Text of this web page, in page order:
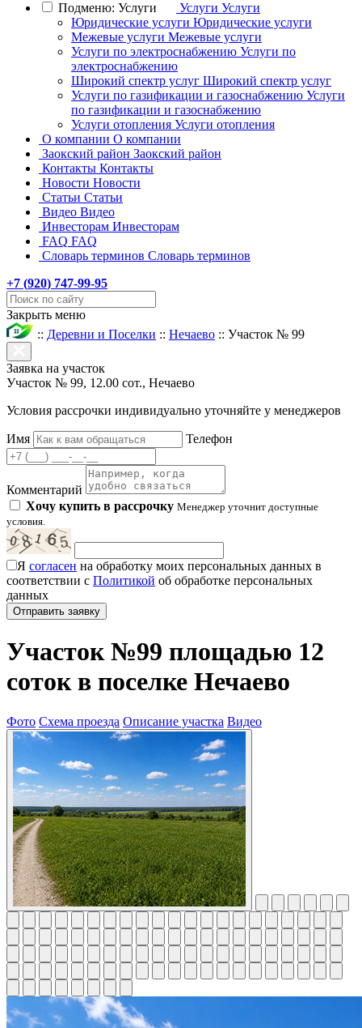
Подменю: Услуги
Услуги Услуги
Юридические услуги Юридические услуги
Межевые услуги Межевые услуги
Услуги по электроснабжению Услуги по
электроснабжению
Широкий спектр услуг Широкий спектр услуг
Услуги по газификации и газоснабжению Услуги
по газификации и газоснабжению
Услуги отопления Услуги отопления
О компании О компании
Заокский район Заокский район
Контакты Контакты
Новости Новости
Статьи Статьи
Видео Видео
Инвесторам Инвесторам
FAQ FAQ
Словарь терминов Словарь терминов
+7 (920) 747-99-95
Закрыть меню
:: Деревни и Поселки :: Нечаево :: Участок № 99
Заявка на участок
Участок № 99, 12.00 сот., Нечаево
Условия рассрочки индивидуально уточняйте у менеджеров
Имя Телефон
Комментарий
Хочу купить в рассрочку Менеджер уточнит доступные
условия.
Я согласен на обработку моих персональных данных в
соответствии с Политикой об обработке персональных
данных
Участок №99 площадью 12
соток в поселке Нечаево
Фото Схема проезда Описание участка Видео